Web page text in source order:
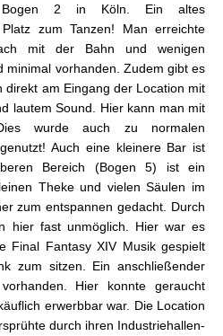
2 in Köln. Ein altes
zum Tanzen! Man erreichte
mit der Bahn und wenigen
minimal vorhanden. Zudem gibt es
direkt am Eingang der Location mit
lautem Sound. Hier kann man mit
wurde auch zu normalen
Auch eine kleinere Bar ist
Bereich (Bogen 5) ist ein
Theke und vielen Säulen im
zum entspannen gedacht. Durch
hier fast unmöglich. Hier war es
Final Fantasy XIV Musik gespielt
zum sitzen. Ein anschließender
Hier konnte geraucht
erwerbbar war. Die Location
durch ihren Industriehallen-